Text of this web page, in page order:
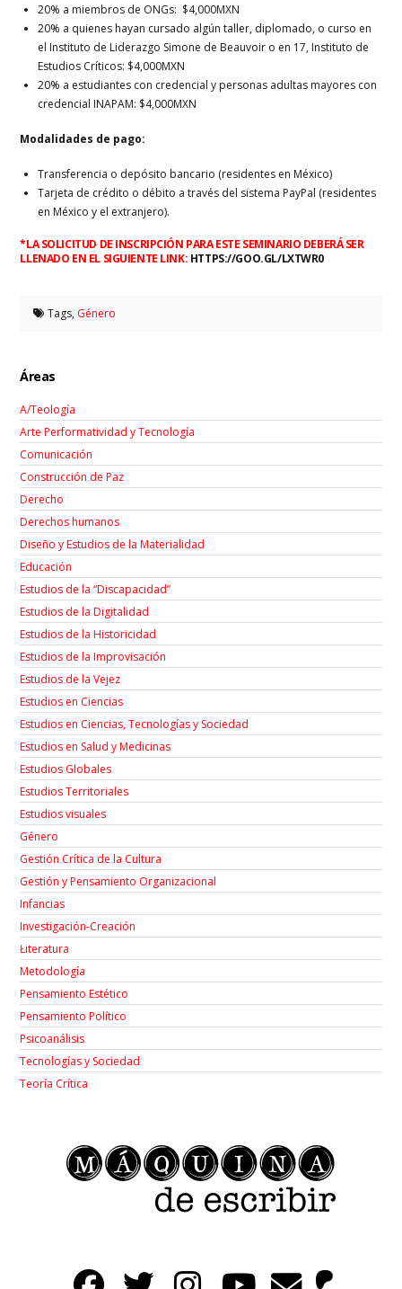
20% a miembros de ONGs: $4,000MXN
20% a quienes hayan cursado algún taller, diplomado, o curso en
el Instituto de Liderazgo Simone de Beauvoir o en 17, Instituto de
Estudios Críticos: $4,000MXN
20% a estudiantes con credencial y personas adultas mayores con
credencial INAPAM: $4,000MXN
Modalidades de pago:
Transferencia o depósito bancario (residentes en México)
Tarjeta de crédito o débito a través del sistema PayPal (residentes
en México y el extranjero).
*LA SOLICITUD DE INSCRIPCIÓN PARA ESTE SEMINARIO DEBERÁ SER
LLENADO EN EL SIGUIENTE LINK: HTTPS://GOO.GL/LXTWR0
Tags, Género
Áreas
A/Teología
Arte Performatividad y Tecnología
Comunicación
Construcción de Paz
Derecho
Derechos humanos
Diseño y Estudios de la Materialidad
Educación
Estudios de la “Discapacidad”
Estudios de la Digitalidad
Estudios de la Historicidad
Estudios de la Improvisación
Estudios de la Vejez
Estudios en Ciencias
Estudios en Ciencias, Tecnologías y Sociedad
Estudios en Salud y Medicinas
Estudios Globales
Estudios Territoriales
Estudios visuales
Género
Gestión Crítica de la Cultura
Gestión y Pensamiento Organizacional
Infancias
Investigación-Creación
Łiteratura
Metodología
Pensamiento Estético
Pensamiento Político
Psicoanálisis
Tecnologías y Sociedad
Teoría Crítica